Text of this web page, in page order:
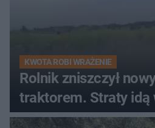
KWOTA ROBI WRAŻENIE
Rolnik zniszczył
traktorem. Straty idą